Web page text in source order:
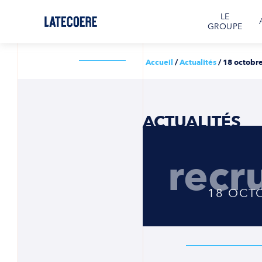
LE
GROUPE
Accueil /Actualités/18
ACTUALITÉS
18